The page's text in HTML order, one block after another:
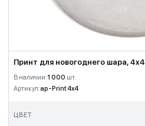
Принт для новогоднего шара, 4x4
В наличии:1 000 шт.
Артикул:ap-Print 4x4
ЦВЕТ